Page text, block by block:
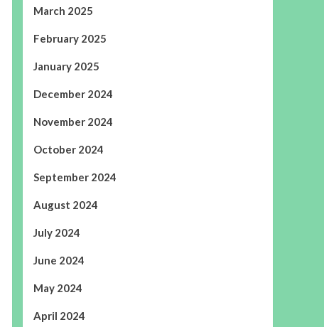
March 2025
February 2025
January 2025
December 2024
November 2024
October 2024
September 2024
August 2024
July 2024
June 2024
May 2024
April 2024